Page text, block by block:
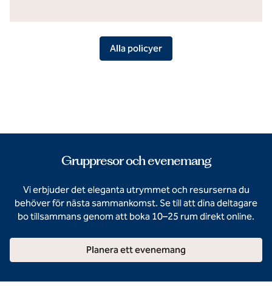
Alla policyer
Gruppresor och evenemang
Vi erbjuder det eleganta utrymmet och resurserna du
behöver för nästa sammankomst. Se till att dina deltagare
bo tillsammans genom att boka 10–25 rum direkt online.
Planera ett evenemang